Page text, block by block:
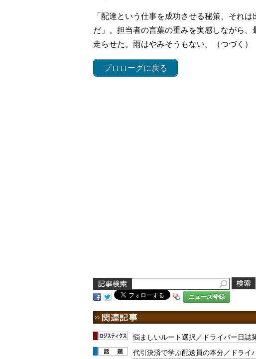
「配達という仕事を成功させる秘策、それ
だ」。担当者の言葉の重みを実感しながら
走らせた。雨はやみそうもない。（つづく）
プロローグに戻る
ニュース登録
悩ましいルート選択／ドライバー日誌
代引決済で学ぶ配送員の本分／ドライ